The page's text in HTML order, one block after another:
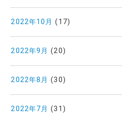
2022年10月 (17)
2022年9月 (20)
2022年8月 (30)
2022年7月 (31)